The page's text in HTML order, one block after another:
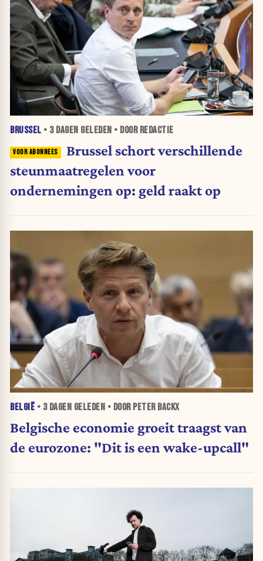
BRUSSEL • 3 DAGEN GELEDEN • DOOR REDACTIE
Brussel schort verschillende
steunmaatregelen voor
ondernemingen op: geld raakt op
BELGIË • 3 DAGEN GELEDEN • DOOR PETER BACKX
Belgische economie groeit traagst van
de eurozone: "Dit is een wake-upcall"